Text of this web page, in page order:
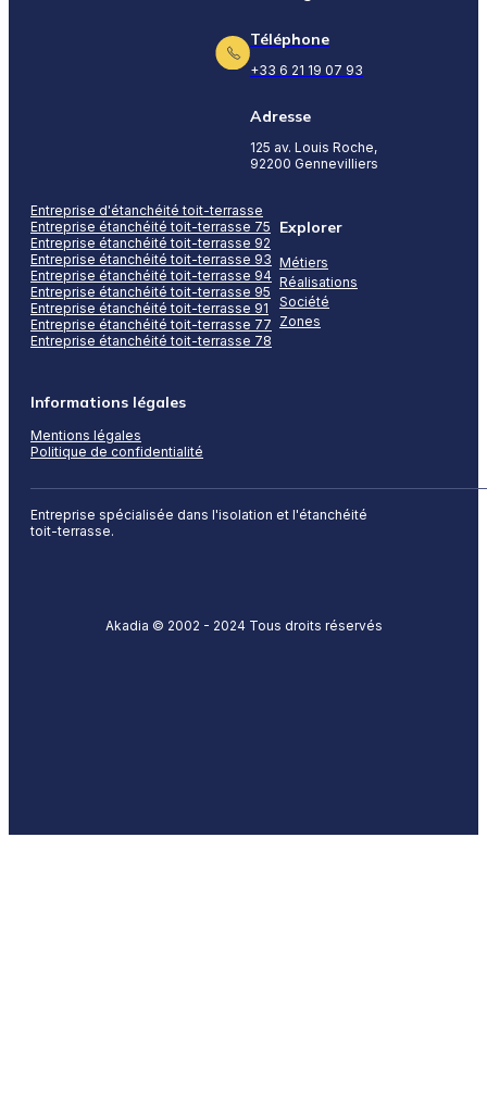
Téléphone
+33 6 21 19 07 93
Adresse
125 av. Louis Roche,
92200 Gennevilliers
Entreprise spécialisée dans l'isolation et l'étanchéité
toit-terrasse.
Entreprise d'étanchéité toit-terrasse
Entreprise étanchéité toit-terrasse 75
Entreprise étanchéité toit-terrasse 92
Entreprise étanchéité toit-terrasse 93
Entreprise étanchéité toit-terrasse 94
Entreprise étanchéité toit-terrasse 95
Entreprise étanchéité toit-terrasse 91
Entreprise étanchéité toit-terrasse 77
Entreprise étanchéité toit-terrasse 78
Explorer
Métiers
Réalisations
Société
Zones
Informations légales
Mentions légales
Politique de confidentialité
Akadia © 2002 - 2024 Tous droits réservés